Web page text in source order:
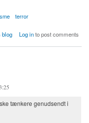
terror
blog Log into post comments
tænkere genudsendt i